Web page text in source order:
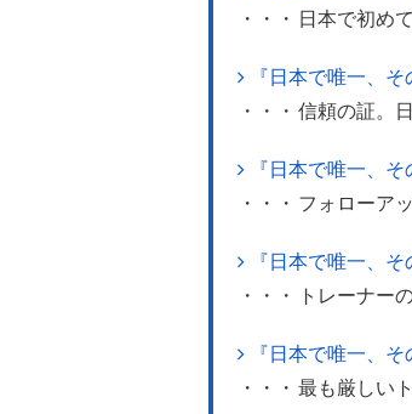
・・・
日本で初め
『日本で唯一、そ
・・・ 信頼の証。
『日本で唯一、そ
・・・ フォローア
『日本で唯一、そ
・・・
トレーナー
『日本で唯一、そ
・・・ 最も厳しい